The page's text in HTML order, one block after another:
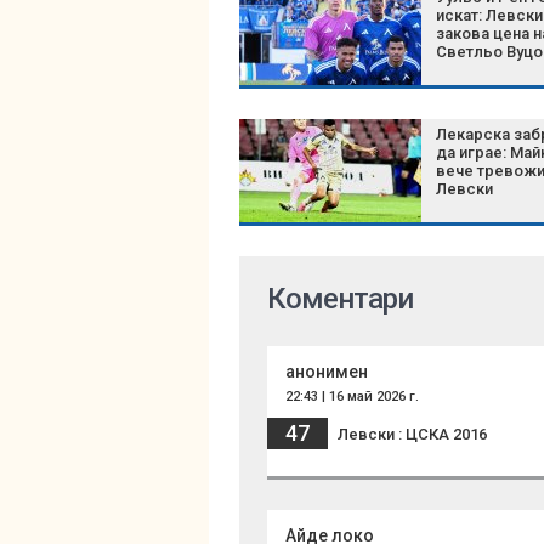
искат: Левски
закова цена
Светльо
Лекарска
да играе:
вече тревожи
Левски
Коментари
анонимен
22:43 | 16 май 2026 г.
47 Левски : ЦСКА 2016
Айде локо